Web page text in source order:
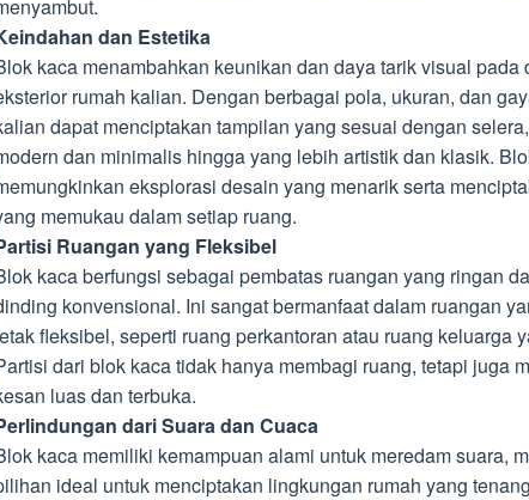
dan Estetika
kaca menambahkan keunikan dan daya tarik visual pada
rumah kalian. Dengan berbagai pola, ukuran, dan
dapat menciptakan tampilan yang sesuai dengan
dan minimalis hingga yang lebih artistik dan klasik.
eksplorasi desain yang menarik serta
memukau dalam setiap ruang.
Ruangan yang Fleksibel
kaca berfungsi sebagai pembatas ruangan yang ringan
konvensional. Ini sangat bermanfaat dalam ruangan
fleksibel, seperti ruang perkantoran atau ruang keluarga
dari blok kaca tidak hanya membagi ruang, tetapi juga
luas dan terbuka.
dari Suara dan Cuaca
kaca memiliki kemampuan alami untuk meredam suara,
ideal untuk menciptakan lingkungan rumah yang